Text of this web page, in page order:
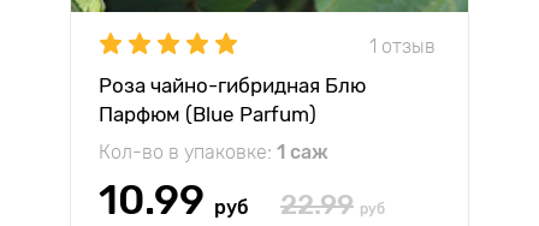
1 отзыв
Роза чайно-гибридная Блю
Парфюм (Blue Parfum)
Кол-во в упаковке: 1 саж
10.99 руб 22.99 руб